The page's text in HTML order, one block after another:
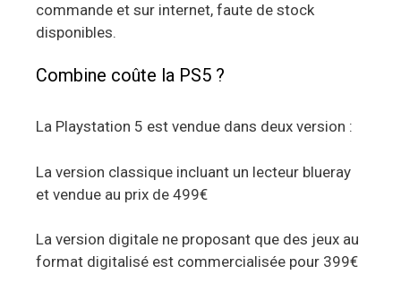
commande et sur internet, faute de stock
disponibles.
Combine coûte la PS5 ?
La Playstation 5 est vendue dans deux version :
La version classique incluant un lecteur blueray
et vendue au prix de 499€
La version digitale ne proposant que des jeux au
format digitalisé est commercialisée pour 399€